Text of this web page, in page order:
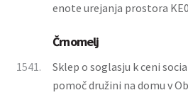
enote urejanja prostora
Črnomelj
1541.
Sklep o soglasju k ceni
pomoč družini na domu v